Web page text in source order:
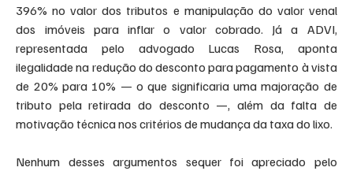
396% no valor dos tributos e manipulação do valor venal
dos imóveis para inflar o valor cobrado. Já a ADVI,
representada pelo advogado Lucas Rosa, aponta
ilegalidade na redução do desconto para pagamento à vista
de 20% para 10% — o que significaria uma majoração de
tributo pela retirada do desconto —, além da falta de
motivação técnica nos critérios de mudança da taxa do lixo.
Nenhum desses argumentos sequer foi apreciado pelo